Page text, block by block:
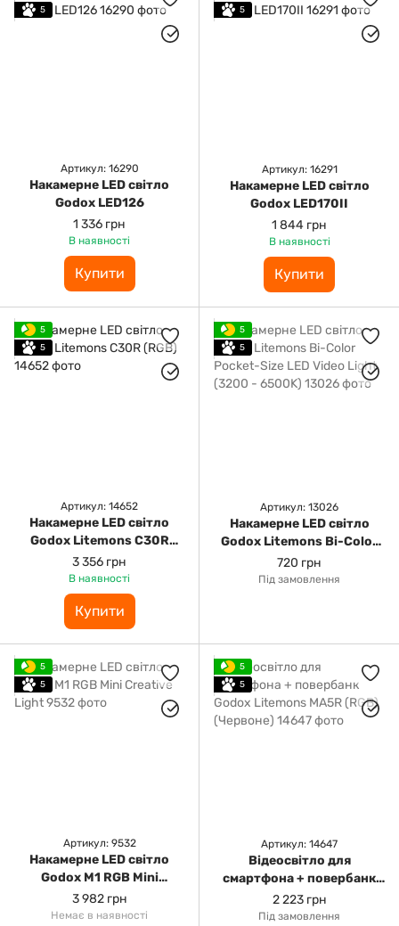
5
Артикул: 16290
Накамерне LED світло
Godox LED126
1 336 грн
В наявності
Купити
5
Артикул: 16291
Накамерне LED світло
Godox LED170II
1 844 грн
В наявності
Купити
5
5
Артикул: 14652
Накамерне LED світло
Godox Litemons C30R
(RGB)
3 356 грн
В наявності
Купити
5
5
Артикул: 13026
Накамерне LED світло
Godox Litemons Bi-Color
Pocket-Size LED Video
Light (3200 - 6500K)
720 грн
Під замовлення
5
5
Артикул: 9532
Накамерне LED світло
Godox M1 RGB Mini
Creative Light
3 982 грн
Немає в наявності
5
5
Артикул: 14647
Відеосвітло для
смартфона + повербанк
Godox Litemons MA5R
(RGB) (Червоне)
2 223 грн
Під замовлення